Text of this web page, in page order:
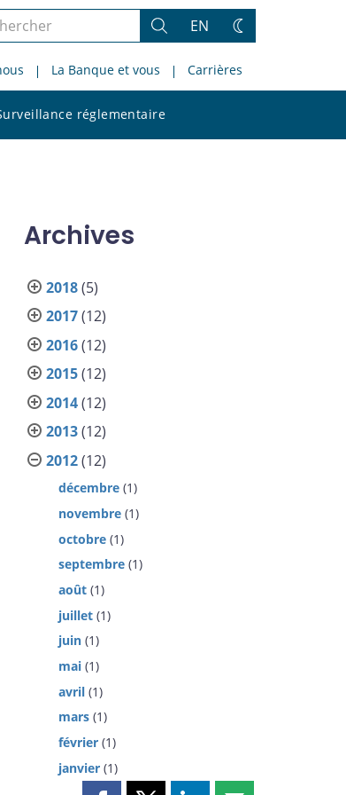
Rechercher
EN
Changez
thème
La Banque et vous Carrières
réglementaire
le
Archives
2018(5)
2017(12)
2016(12)
2015(12)
2014(12)
2013(12)
2012(12)
décembre (1)
novembre (1)
octobre (1)
septembre (1)
août (1)
juillet (1)
juin (1)
mai (1)
avril (1)
mars (1)
février (1)
janvier (1)